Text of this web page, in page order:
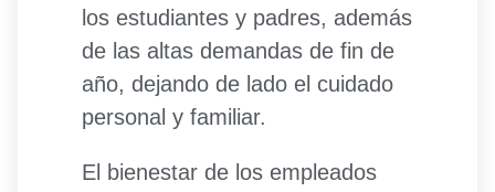
los estudiantes y padres, además
de las altas demandas de fin de
año, dejando de lado el cuidado
personal y familiar.
El bienestar de los empleados